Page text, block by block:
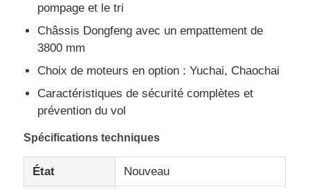
pompage et le tri
Châssis Dongfeng avec un empattement de
3800 mm
Choix de moteurs en option : Yuchai, Chaochai
Caractéristiques de sécurité complètes et
prévention du vol
Spécifications techniques
État Nouveau